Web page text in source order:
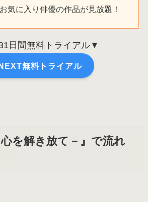
気に入り俳優の作品が見放題！
日間無料トライアル▼
無料トライアル
心を解き放て－』で流れ